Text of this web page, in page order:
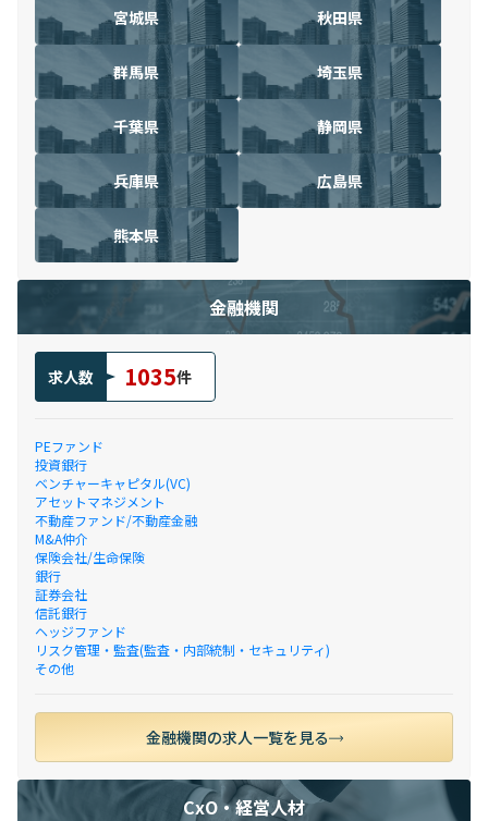
宮城県 秋田県
群馬県 埼玉県
千葉県 静岡県
兵庫県 広島県
熊本県
金融機関
求人数 1035件
PEファンド
投資銀行
ベンチャーキャピタル(VC)
アセットマネジメント
不動産ファンド/不動産金融
M&A仲介
保険会社/生命保険
銀行
証券会社
信託銀行
ヘッジファンド
リスク管理・監査(監査・内部統制・セキュリティ)
その他
金融機関の求人一覧を見る
CxO・経営人材